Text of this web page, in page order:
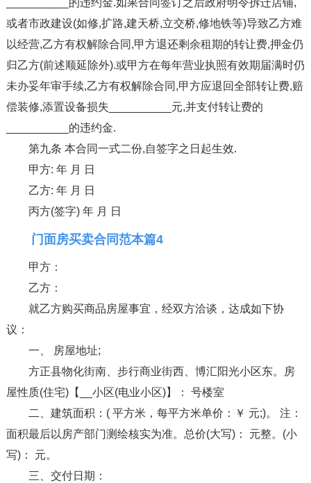
__________的违约金.如果合同签订之后政府明令拆迁店铺,
或者市政建设(如修,扩路,建天桥,立交桥,修地铁等)导致乙方难
以经营,乙方有权解除合同,甲方退还剩余租期的转让费,押金仍
归乙方(前述顺延除外).或甲方在每年营业执照有效期届满时仍
未办妥年审手续,乙方有权解除合同,甲方应退回全部转让费,赔
偿装修,添置设备损失__________元,并支付转让费的
__________的违约金.
第九条 本合同一式二份,自签字之日起生效.
甲方: 年 月 日
乙方: 年 月 日
丙方(签字) 年 月 日
门面房买卖合同范本篇4
甲方：
乙方：
就乙方购买商品房屋事宜，经双方洽谈，达成如下协
议：
一、 房屋地址;
方正县物化街南、步行商业街西、博汇阳光小区东。房
屋性质(住宅)【__小区(电业小区)】： 号楼室
二、建筑面积：( 平方米，每平方米单价：￥ 元;)。 注：
面积最后以房产部门测绘核实为准。总价(大写)： 元整。(小
写)： 元。
三、交付日期：